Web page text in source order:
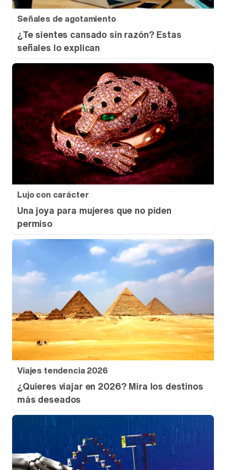
Señales de agotamiento
¿Te sientes cansado sin razón? Estas
señales lo explican
Lujo con carácter
Una joya para mujeres que no piden
permiso
Viajes tendencia 2026
¿Quieres viajar en 2026? Mira los destinos
más deseados